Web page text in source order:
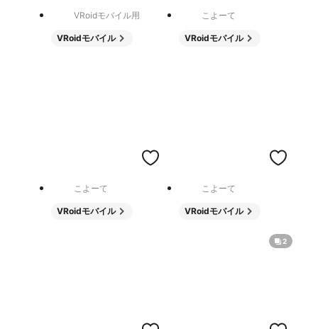
VRoidモバイル用
VRoidモバイル
こよーて
VRoidモバイル
こよーて
VRoidモバイル
こよーて
VRoidモバイル
2